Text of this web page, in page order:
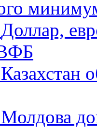
Доллар,
Казахстан
Молдова